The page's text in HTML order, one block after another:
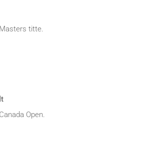
titte.
Open.